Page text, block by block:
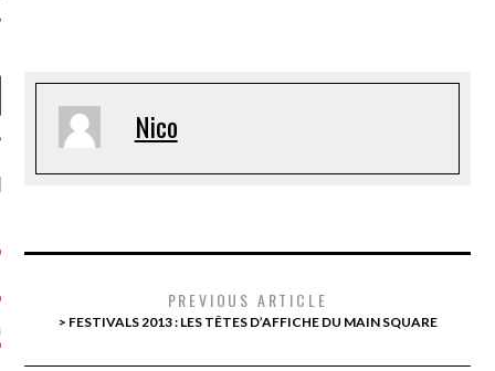
CRITIQUES
6.8
– HEL...
Nico
PREVIOUS ARTICLE
> FESTIVALS 2013 : LES TÊTES D’AFFICHE DU MAIN SQUARE